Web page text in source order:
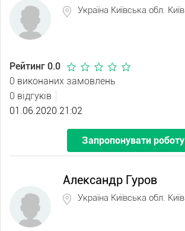
Україна Київська обл. Київ
Рейтинг 0.0
0 виконаних замовлень
0 відгуків
01.06.2020 21:02
Запропонувати роботу
Александр Гуров
Україна Київська обл. Київ